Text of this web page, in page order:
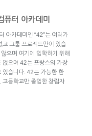
퓨터 아카데미
아카데미인 “42”는 여러가
고 그룹 프로젝트만이 있습
으며 여기에 입학하기 위해
없으며 42는 프랑스의 가장
있습니다. 42는 가능한 한
고등학교만 졸업한 창립자